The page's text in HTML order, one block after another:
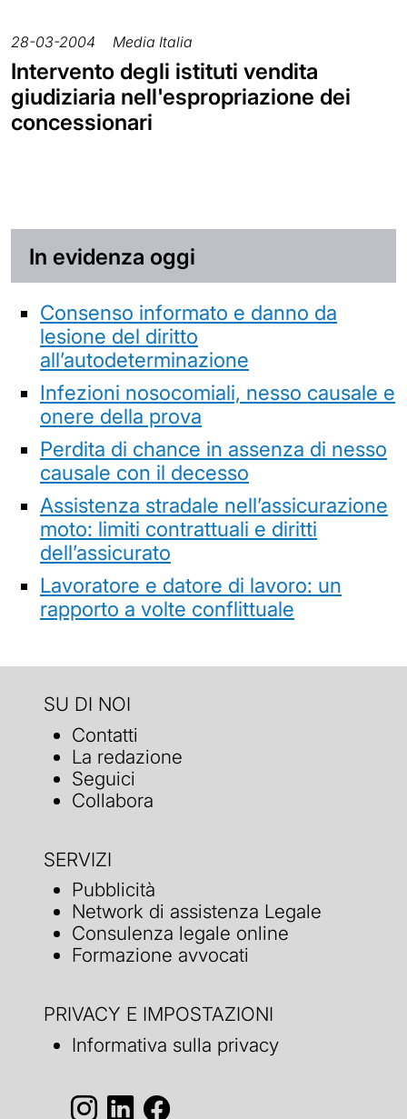
28-03-2004 Media Italia
Intervento degli istituti vendita
giudiziaria nell'espropriazione dei
concessionari
In evidenza oggi
Consenso informato e danno da
lesione del diritto
all’autodeterminazione
Infezioni nosocomiali, nesso causale e
onere della prova
Perdita di chance in assenza di nesso
causale con il decesso
Assistenza stradale nell’assicurazione
moto: limiti contrattuali e diritti
dell’assicurato
Lavoratore e datore di lavoro: un
rapporto a volte conflittuale
SU DI NOI
Contatti
La redazione
Seguici
Collabora
SERVIZI
Pubblicità
Network di assistenza Legale
Consulenza legale online
Formazione avvocati
PRIVACY E IMPOSTAZIONI
Informativa sulla privacy